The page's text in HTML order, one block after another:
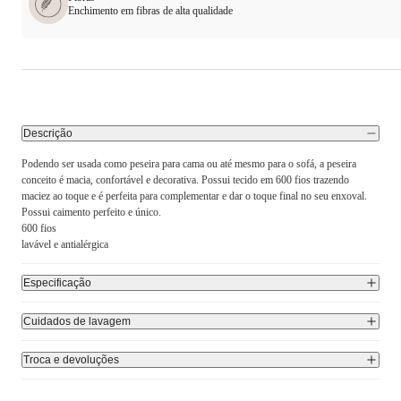
Enchimento em fibras de alta qualidade
Descrição
Podendo ser usada como peseira para cama ou até mesmo para o sofá, a peseira
conceito é macia, confortável e decorativa. Possui tecido em 600 fios trazendo
maciez ao toque e é perfeita para complementar e dar o toque final no seu enxoval.
Possui caimento perfeito e único.
600 fios
lavável e antialérgica
Especificação
Cuidados de lavagem
Troca e devoluções